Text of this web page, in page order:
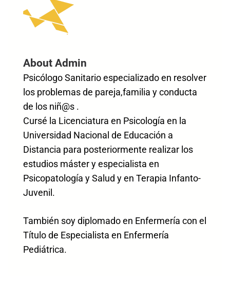
About Admin
Psicólogo Sanitario especializado en resolver
los problemas de pareja,familia y conducta
de los niñ@s .
Cursé la Licenciatura en Psicología en la
Universidad Nacional de Educación a
Distancia para posteriormente realizar los
estudios máster y especialista en
Psicopatología y Salud y en Terapia Infanto-
Juvenil.
También soy diplomado en Enfermería con el
Título de Especialista en Enfermería
Pediátrica.